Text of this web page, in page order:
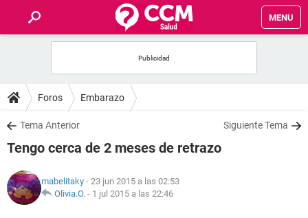
MENU
FOROS
SALUD
FAMILIA
NUTRICIÓN
Foros Embarazo
Tema Anterior Siguiente Tema
Tengo cerca de 2 meses de retrazo
mabelitaky - 23 jun 2015 a las 02:53
Olivia.O. - 1 jul 2015 a las 22:46